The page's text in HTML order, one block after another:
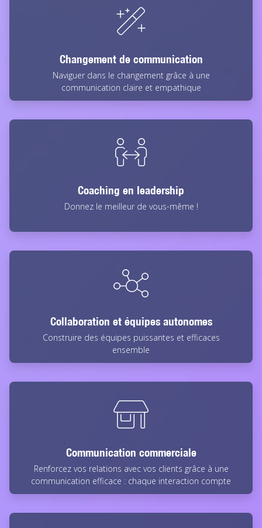
Changement de communication
Naviguer dans le changement grâce à une
communication claire et empathique
Coaching en leadership
Donnez le meilleur de vous-même !
Collaboration et équipes autonomes
Construire des équipes puissantes et efficaces
ensemble
Communication commerciale
Renforcez vos relations avec vos clients grâce à une
communication efficace : chaque interaction compte